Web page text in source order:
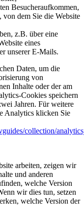
Besucheraufkommen,
von dem Sie die Website
z.B. über eine
eines
unserer E-Mails.
Daten, um die
von
Inhalte oder der am
Cookies speichern
Jahren. Für weitere
Analytics klicken Sie
collection/
arbeiten, zeigen wir
und anderen
welche Version
wir dies tun, setzen
welche Version der